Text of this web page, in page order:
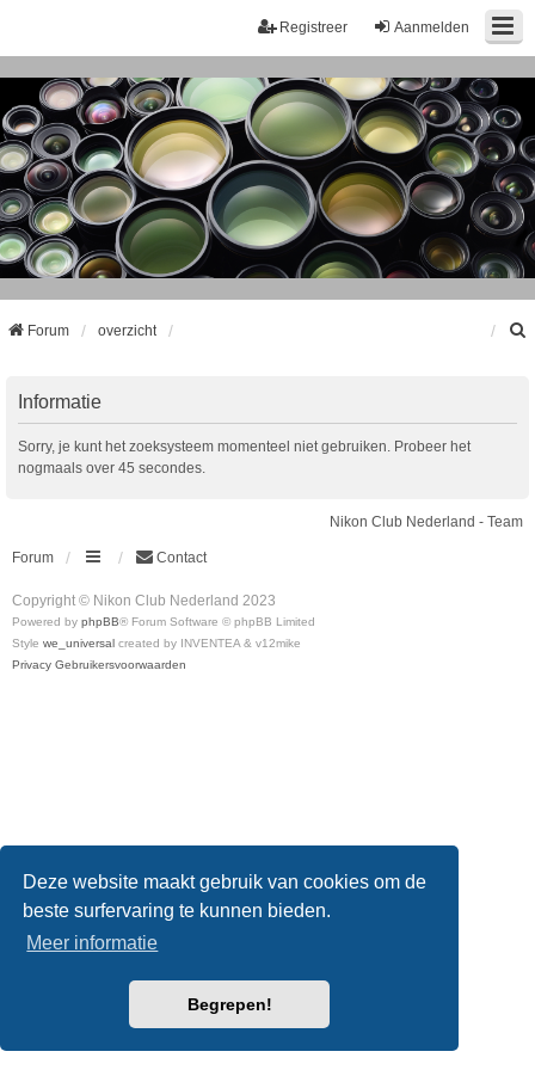
Deze website maakt gebruik van cookies om de
beste surfervaring te kunnen bieden.
Meer informatie
Begrepen!
Aanmelden
Registreer
Forum overzicht
Informatie
Sorry, je kunt het zoeksysteem momenteel niet gebruiken. Probeer het
nogmaals over 45 secondes.
Nikon Club Nederland - Team
Forum Contact
Copyright © Nikon Club Nederland 2023
Powered by phpBB® Forum Software © phpBB Limited
Style we_universal created by INVENTEA & v12mike
Privacy Gebruikersvoorwaarden